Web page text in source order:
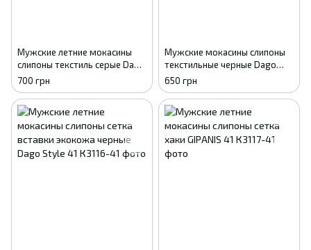
Мужские летние мокасины
слипоны текстиль серые Dago
Style 41
700 грн
Мужские мокасины слипоны
текстильные черные Dago
Style 41
650 грн